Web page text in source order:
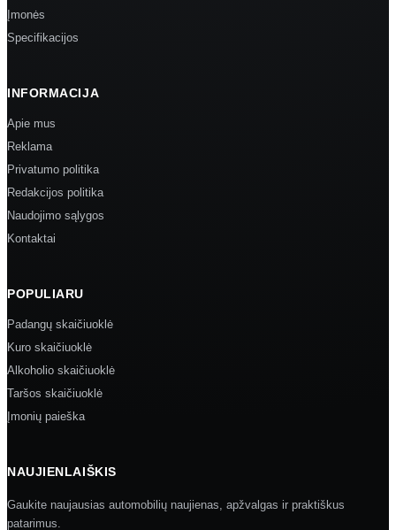
Įmonės
Specifikacijos
INFORMACIJA
Apie mus
Reklama
Privatumo politika
Redakcijos politika
Naudojimo sąlygos
Kontaktai
POPULIARU
Padangų skaičiuoklė
Kuro skaičiuoklė
Alkoholio skaičiuoklė
Taršos skaičiuoklė
Įmonių paieška
NAUJIENLAIŠKIS
Gaukite naujausias automobilių naujienas, apžvalgas ir praktiškus
patarimus.